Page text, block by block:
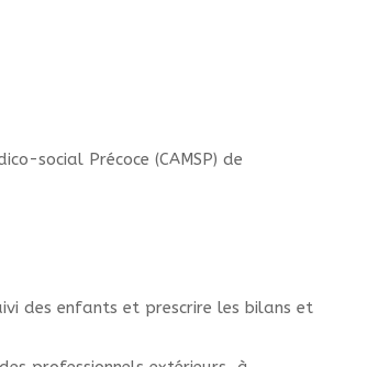
social Précoce (CAMSP) de
des enfants et prescrire les bilans et